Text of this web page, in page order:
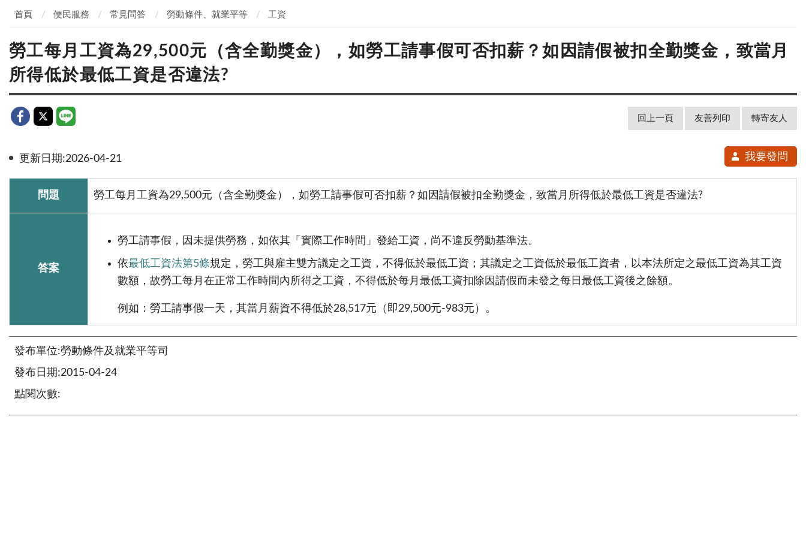
首頁 便民服務 常見問答 勞動條件、就業平等 工資
勞工每月工資為29,500元（含全勤獎金），如勞工請事假可否扣薪？如因請假被扣全勤獎金，致當月
所得低於最低工資是否違法?
回上一頁 友善列印 轉寄友人
更新日期:2026-04-21 我要發問
問題 勞工每月工資為29,500元（含全勤獎金），如勞工請事假可否扣薪？如因請假被扣全勤獎金，致當月所得低於最低工資是否違法?
答案
勞工請事假，因未提供勞務，如依其「實際工作時間」發給工資，尚不違反勞動基準法。
依最低工資法第5條規定，勞工與雇主雙方議定之工資，不得低於最低工資；其議定之工資低於最低工資者，以本法所定之最低工資為其工資
數額，故勞工每月在正常工作時間內所得之工資，不得低於每月最低工資扣除因請假而未發之每日最低工資後之餘額。
例如：勞工請事假一天，其當月薪資不得低於28,517元（即29,500元-983元）。
發布單位:勞動條件及就業平等司
發布日期:2015-04-24
點閱次數: